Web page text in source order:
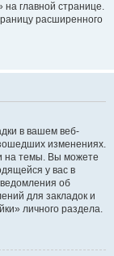
главной странице.
расширенного
в вашем веб-
изменениях.
на темы. Вы можете
у вас в
об
для закладок и
личного раздела.